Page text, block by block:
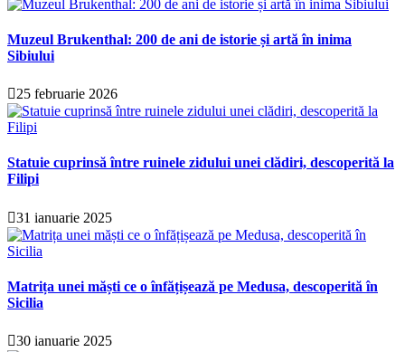
Muzeul Brukenthal: 200 de ani de istorie și artă în inima
Sibiului
25 februarie 2026
Statuie cuprinsă între ruinele zidului unei clădiri, descoperită la
Filipi
31 ianuarie 2025
Matrița unei măști ce o înfățișează pe Medusa, descoperită în
Sicilia
30 ianuarie 2025